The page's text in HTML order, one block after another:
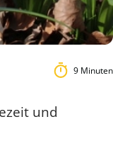
9 Minuten
und